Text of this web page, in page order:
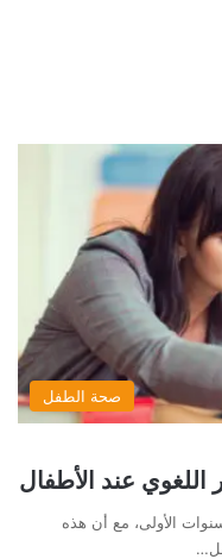
صحة الطفل
اللغوي عند الأطفال
الأولى، مع أن هذه